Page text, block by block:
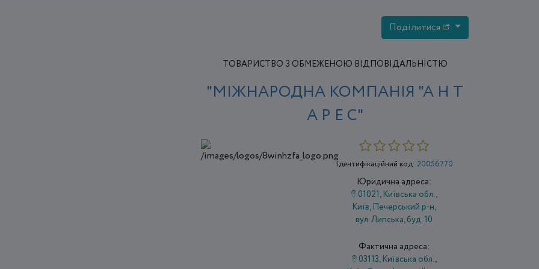
Поділитися
ТОВАРИСТВО З ОБМЕЖЕНОЮ ВІДПОВІДАЛЬНІСТЮ
"МІЖНАРОДНА КОМПАНІЯ "А Н Т
А Р Е С"
Ідентифікаційний код: 20056770
Юридична адреса:
01021, Київська обл.,
Київ, Печерський р-н,
вул. Липська, буд. 10
Фактична адреса:
03113, Київська обл.,